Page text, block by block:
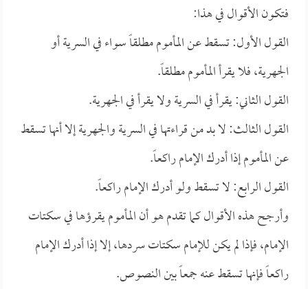
فتكون الأقوال في هذا:
القول الأول: تسقط عن المأموم مطلقاً سواء في السرية أو
الجهرية، فلا يقرأ المأموم مطلقاً.
القول الثاني: يقرأ في السرية ولا يقرأ في الجهرية.
القول الثالث: لا بد من قراءتها في السرية والجهرية إلا أنها تسقط
عن المأموم إذا أدرك الإمام راكعاً.
القول الرابع: لا تسقط ولو أدرك الإمام راكعاً.
وأرجح هذه الأقوال كما تقدم هو أن المأموم يقرؤها في سكتات
الإمام، فإذا لم يكن للإمام سكتات سردها، إلا إذا أدرك الإمام
راكعاً فإنها تسقط عنه جمعاً بين النصوص.